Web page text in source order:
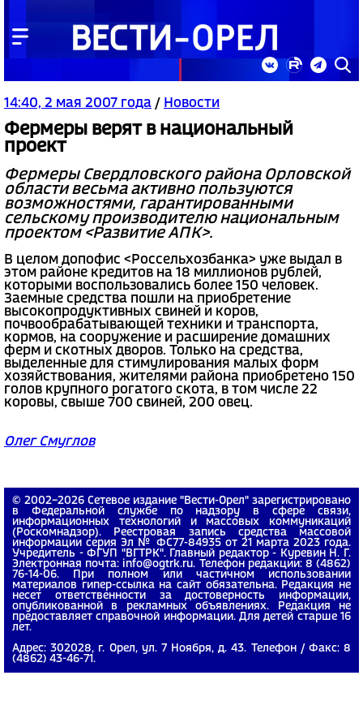
14:40, 2 мая 2007 года / Новости
Фермеры верят в национальный
проект
Фермеры Свердловского района Орловской
области весьма активно пользуются
возможностями, гарантированными
сельскому производителю национальным
проектом <Развитие АПК>.
В целом допофис <Россельхозбанка> уже выдал в
этом районе кредитов на 18 миллионов рублей,
которыми воспользовались более 150 человек.
Заемные средства пошли на приобретение
высокопродуктивных свиней и коров,
почвообрабатывающей техники и транспорта,
кормов, на сооружение и расширение домашних
ферм и скотных дворов. Только на средства,
выделенные для стимулирования малых форм
хозяйствования, жителями района приобретено 150
голов крупного рогатого скота, в том числе 22
коровы, свыше 700 свиней, 200 овец.
Олег Смуглов
© 2002−2026 Сетевое издание "Вести-Орел" зарегистрировано
в Федеральной службе по надзору в сфере связи,
информационных технологий и массовых коммуникаций
(Роскомнадзор). Реестровая запись средства массовой
информации серия Эл № ФС77-84935 от 21 марта 2023 года.
Учредитель - ФГУП "ВГТРК". Главный редактор - Куревин Н. Г.
Электронная почта: info@ogtrk.ru. Телефон редакции: 8 (4862)
76-14-06. При полном или частичном использовании
материалов гипер-ссылка на сайт обязательна. Редакция не
несет ответственности за достоверность информации,
опубликованной в рекламных объявлениях. Редакция не
предоставляет справочной информации. Для детей старше 16
лет.
Адрес: 302028, г. Орел, ул. 7 Ноября, д. 43. Телефон / Факс: 8
(4862) 43-46-71.